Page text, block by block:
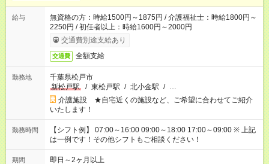
給与
無資格の方：時給1500円～1875円 / 介護福祉士：時給1800円～
2250円 / 初任者以上：時給1600円～2000円
交通費別途支給あり
交通費 全額支給
勤務地
千葉県松戸市
新松戸駅
/ 東松戸駅 / 北小金駅 / …
介護施設 ★自宅近くの施設など、ご希望に合わせてご紹介
いたします！
勤務時間
【シフト例】 07:00～16:00 09:00～18:00 17:00～09:00 ※ 上記
は一例です！その他シフトもご相談ください！
期間 即日～2ヶ月以上